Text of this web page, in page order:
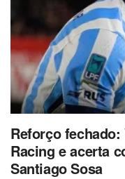
Reforço fechado:
Racing e acerta
Santiago Sosa